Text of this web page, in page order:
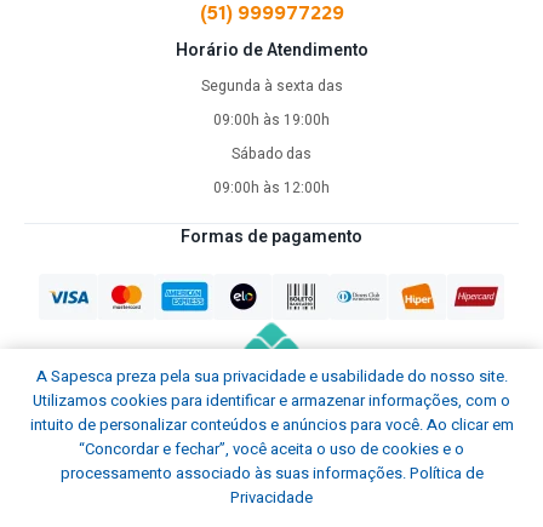
(51) 999977229
Horário de Atendimento
Segunda à sexta das
09:00h às 19:00h
Sábado das
09:00h às 12:00h
Formas de pagamento
A Sapesca preza pela sua privacidade e usabilidade do nosso site.
Utilizamos cookies para identificar e armazenar informações, com o
intuito de personalizar conteúdos e anúncios para você. Ao clicar em
“Concordar e fechar”, você aceita o uso de cookies e o
processamento associado às suas informações.Política de
Privacidade